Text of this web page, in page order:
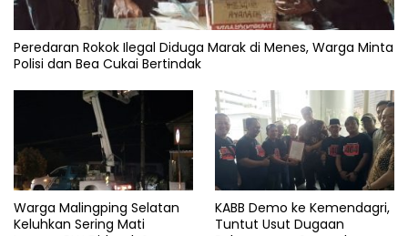
Peredaran Rokok Ilegal Diduga Marak di Menes, Warga Minta
Polisi dan Bea Cukai Bertindak
Warga Malingping Selatan
Keluhkan Sering Mati
KABB Demo ke Kemendagri,
Tuntut Usut Dugaan